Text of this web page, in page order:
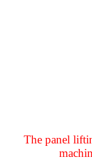
The panel